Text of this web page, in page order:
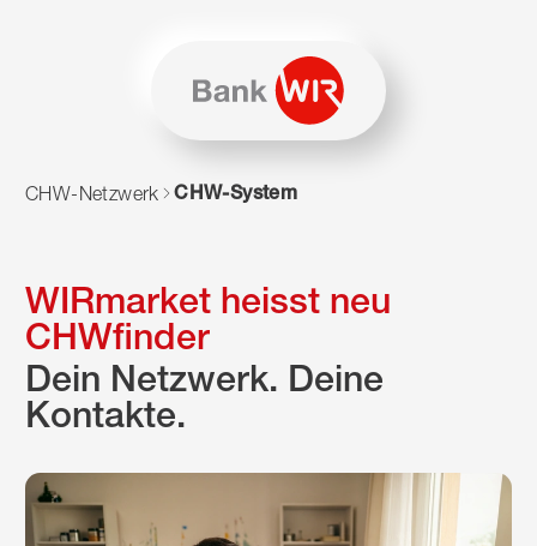
Zum Navigieren dieser Seite wird JavaScript benötigt.
CHW-Netzwerk CHW-System
WIRmarket heisst neu
CHWfinder
Dein Netzwerk. Deine
Kontakte.